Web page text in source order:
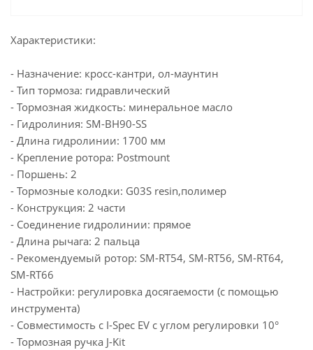
Характеристики:
- Назначение: кросс-кантри, ол-маунтин
- Тип тормоза: гидравлический
- Тормозная жидкость: минеральное масло
- Гидролиния: SM-BH90-SS
- Длина гидролинии: 1700 мм
- Крепление ротора: Postmount
- Поршень: 2
- Тормозные колодки: G03S resin,полимер
- Конструкция: 2 части
- Соединение гидролинии: прямое
- Длина рычага: 2 пальца
- Рекомендуемый ротор: SM-RT54, SM-RT56, SM-RT64,
SM-RT66
- Настройки: регулировка досягаемости (с помощью
инструмента)
- Совместимость с I-Spec EV с углом регулировки 10°
- Тормозная ручка J-Kit